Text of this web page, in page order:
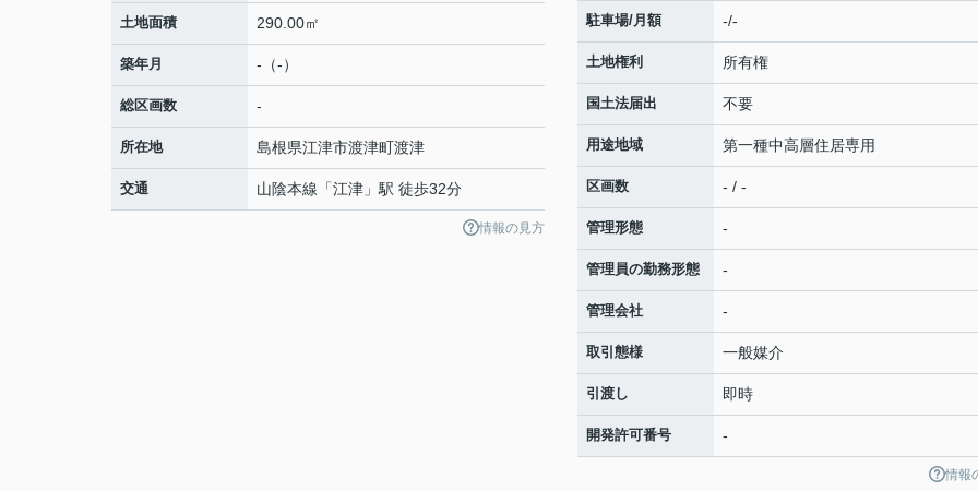
土地面積 290.00㎡
築年月 -（-）
総区画数 -
所在地 島根県江津市渡津町渡津
交通 山陰本線 「江津 」駅 徒歩32分
情報の見方
駐車場/月額 -/-
土地権利 所有権
国土法届出 不要
用途地域 第一種中高層住居専用
区画数 - / -
管理形態 -
管理員の勤務形態 -
管理会社 -
取引態様 一般媒介
引渡し 即時
開発許可番号 -
情報